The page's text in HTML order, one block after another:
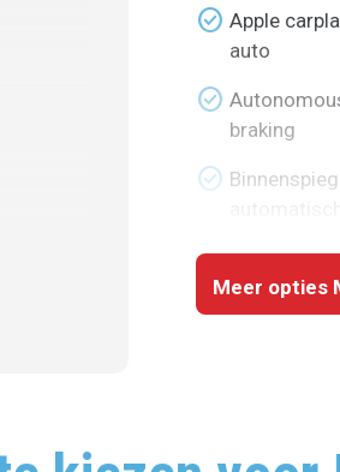
check_circle Apple
auto
check_circle
braking
check_circle
Meer opties